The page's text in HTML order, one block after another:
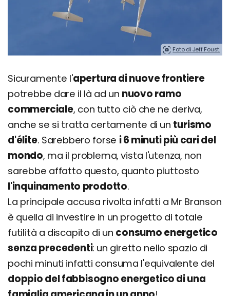
Foto di Jeff Foust.
Sicuramente l'apertura di nuove frontiere
potrebbe dare il là ad un nuovo ramo
commerciale, con tutto ciò che ne deriva,
anche se si tratta certamente di un turismo
d'élite. Sarebbero forse i 6 minuti più cari del
mondo, ma il problema, vista l'utenza, non
sarebbe affatto questo, quanto piuttosto
l'inquinamento prodotto.
La principale accusa rivolta infatti a Mr Branson
è quella di investire in un progetto di totale
futilità a discapito di un consumo energetico
senza precedenti: un giretto nello spazio di
pochi minuti infatti consuma l'equivalente del
doppio del fabbisogno energetico di una